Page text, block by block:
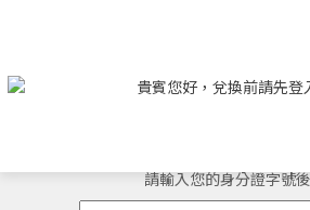
貴賓您好，兌換前請先登
請輸入您的身分證字號